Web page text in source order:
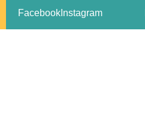
Facebook Instagram